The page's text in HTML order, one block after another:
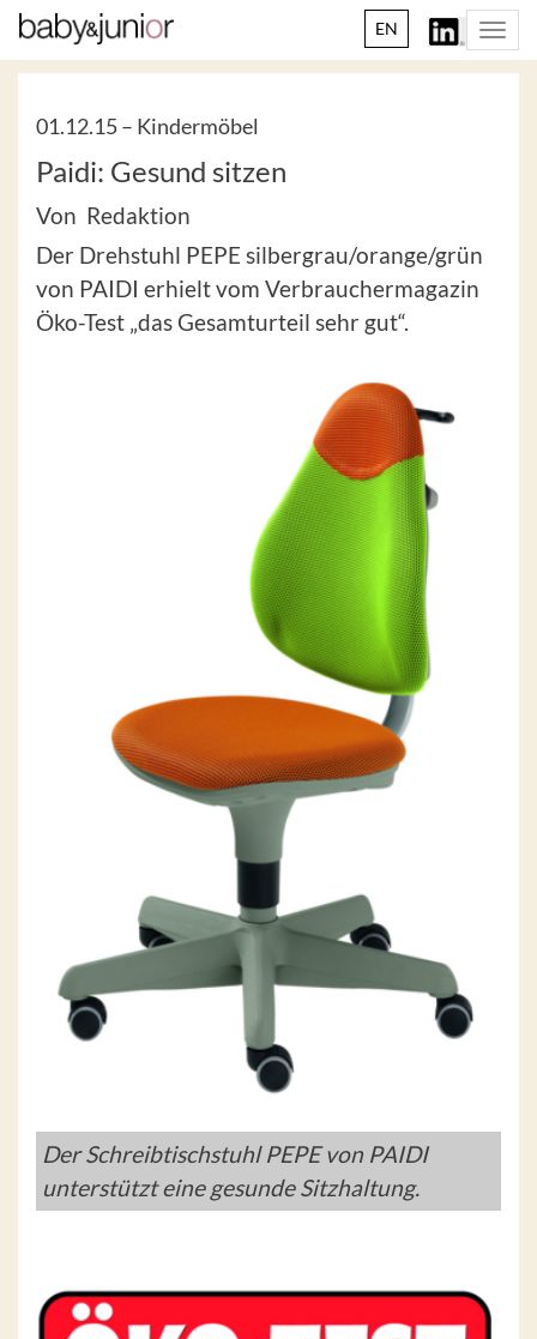
EN
01.12.15 – Kindermöbel
Paidi: Gesund sitzen
Von Redaktion
Der Drehstuhl PEPE silbergrau/orange/grün
von PAIDI erhielt vom Verbrauchermagazin
Öko-Test „das Gesamturteil sehr gut“.
Der Schreibtischstuhl PEPE von PAIDI
unterstützt eine gesunde Sitzhaltung.